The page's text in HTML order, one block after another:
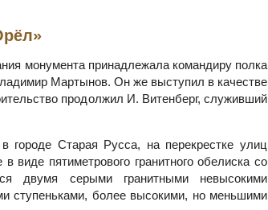
монумента принадлежала командиру полка
Мартынов. Он же выступил в качестве
продолжил И. Витенберг, служивший
городе Старая Русса, на перекрестке улиц
виде пятиметрового гранитного обелиска со
двумя серыми гранитными невысокими
ступеньками, более высокими, но меньшими